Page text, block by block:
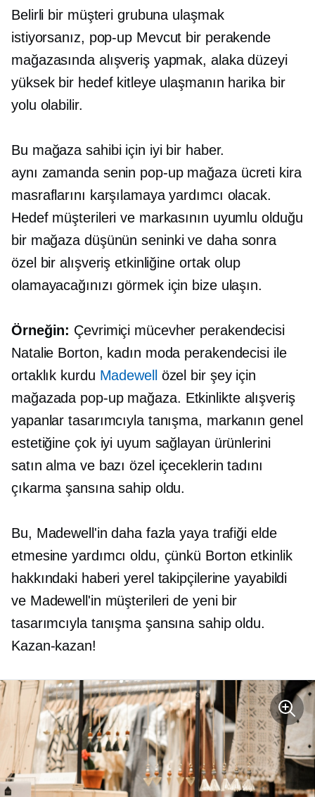
Belirli bir müşteri grubuna ulaşmak
istiyorsanız, pop-up Mevcut bir perakende
mağazasında alışveriş yapmak, alaka düzeyi
yüksek bir hedef kitleye ulaşmanın harika bir
yolu olabilir.
Bu mağaza sahibi için iyi bir haber.
aynı zamandasenin pop-upmağaza ücreti kira
masraflarını karşılamaya yardımcı olacak.
Hedef müşterileri ve markasının uyumlu olduğu
bir mağaza düşününseninki ve daha sonra
özel bir alışveriş etkinliğine ortak olup
olamayacağınızı görmek için bize ulaşın.
Örneğin: Çevrimiçi mücevher perakendecisi
Natalie Borton, kadın moda perakendecisi ile
ortaklık kurdu Madewell
özel bir şey için
mağazada pop-upmağaza. Etkinlikte alışveriş
yapanlar tasarımcıyla tanışma, markanın genel
estetiğine çok iyi uyum sağlayan ürünlerini
satın alma ve bazı özel içeceklerin tadını
çıkarma şansına sahip oldu.
Bu, Madewell'in daha fazla yaya trafiği elde
etmesine yardımcı oldu, çünkü Borton etkinlik
hakkındaki haberi yerel takipçilerine yayabildi
ve Madewell'in müşterileri de yeni bir
tasarımcıyla tanışma şansına sahip oldu.
Kazan-kazan!